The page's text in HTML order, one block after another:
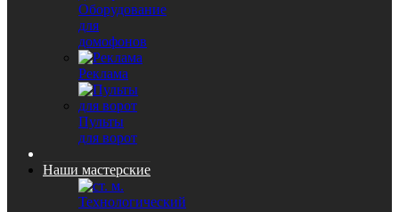
Оборудование
для
домофонов
Реклама
Пульты
для ворот
Наши мастерские